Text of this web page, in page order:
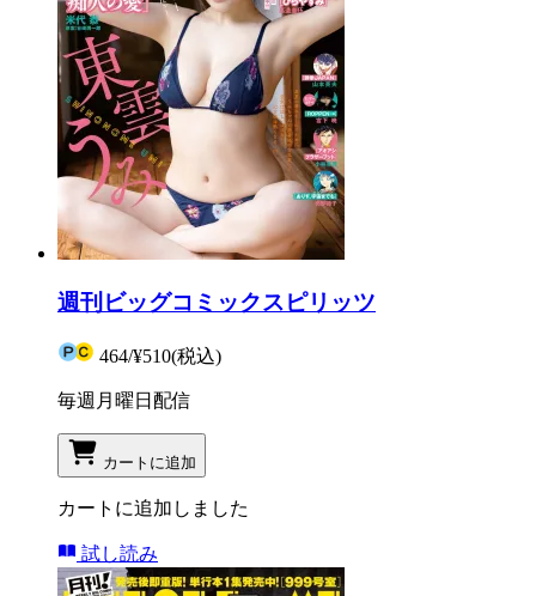
週刊ビッグコミックスピリッツ
464/¥510(税込)
毎週月曜日配信
カートに追加
カートに追加しました
試し読み